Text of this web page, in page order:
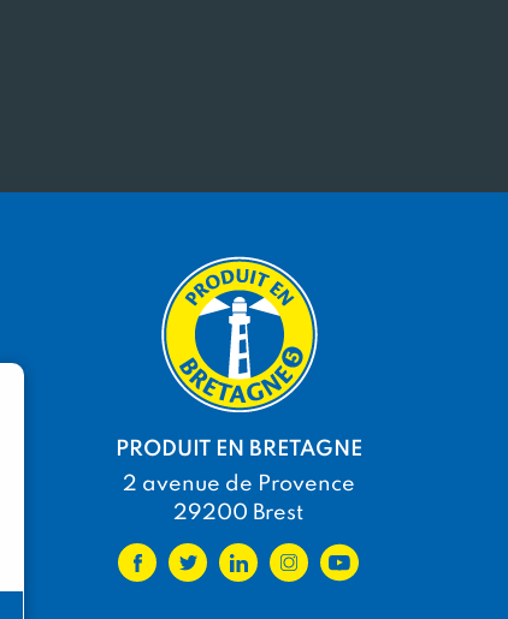
PRODUIT EN BRETAGNE
2 avenue de Provence
29200 Brest